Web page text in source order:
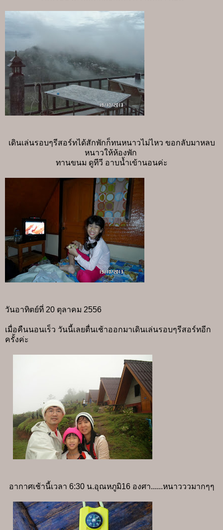
เดินเล่นรอบๆรีสอร์ทได้สักพักก็ทนหนาวไม่ไหว ขอกลับมาหลบ
หนาวให้ห้องพัก
ทานขนม ดูทีวี อาบน้ำเข้านอนค่ะ
วันอาทิตย์ที่ 20 ตุลาคม 2556
เมื่อคืนนอนเร็ว วันนี้เลยตื่นเช้าออกมาเดินเล่นรอบๆรีสอร์ทอีก
ครั้งค่ะ
อากาศเช้านี้เวลา 6:30 น.อุณหภูมิ16 องศา......หนาวววมากๆๆ